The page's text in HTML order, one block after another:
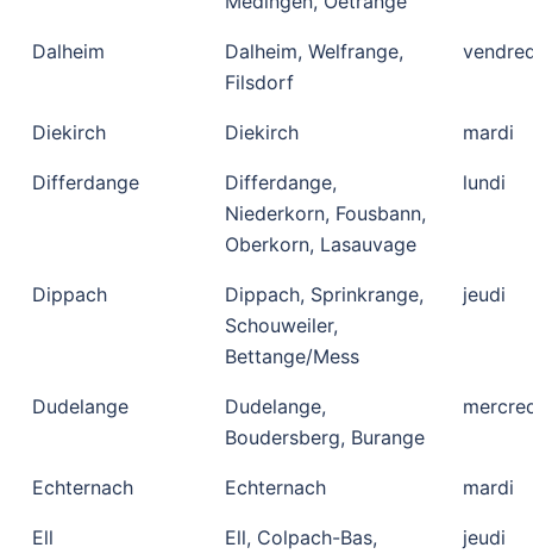
Dalheim
Dalheim, Welfrange,
Filsdorf
Diekirch Diekirch mardi
Differdange
Differdange,
Niederkorn, Fousbann,
Oberkorn, Lasauvage
lundi
Dippach
Dippach, Sprinkrange,
Schouweiler,
Bettange/Mess
jeudi
Dudelange
Dudelange,
Boudersberg, Burange
Echternach Echternach mardi
Ell
Ell, Colpach-Bas,
jeudi